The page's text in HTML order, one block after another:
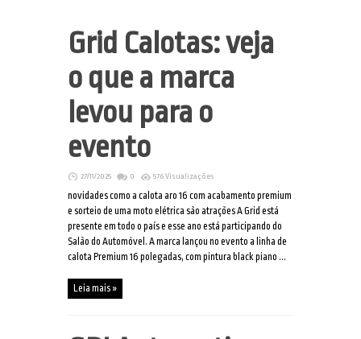
Grid Calotas: veja
o que a marca
levou para o
evento
27/11/2025 0 576 Visualizações
novidades como a calota aro 16 com acabamento premium
e sorteio de uma moto elétrica são atrações A Grid está
presente em todo o país e esse ano está participando do
Salão do Automóvel. A marca lançou no evento a linha de
calota Premium 16 polegadas, com pintura black piano ...
Leia mais »